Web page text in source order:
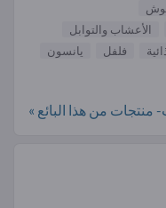
الأعشاب والتوابل
فلفل
يانسون
منتجات من هذا البائع »